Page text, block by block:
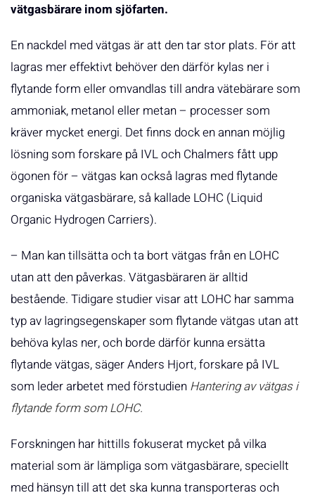
vätgasbärare inom sjöfarten.
En nackdel med vätgas är att den tar stor plats. För att
lagras mer effektivt behöver den därför kylas ner i
flytande form eller omvandlas till andra vätebärare som
ammoniak, metanol eller metan – processer som
kräver mycket energi. Det finns dock en annan möjlig
lösning som forskare på IVL och Chalmers fått upp
ögonen för – vätgas kan också lagras med flytande
organiska vätgasbärare, så kallade LOHC (Liquid
Organic Hydrogen Carriers).
– Man kan tillsätta och ta bort vätgas från en LOHC
utan att den påverkas. Vätgasbäraren är alltid
bestående. Tidigare studier visar att LOHC har samma
typ av lagringsegenskaper som flytande vätgas utan att
behöva kylas ner, och borde därför kunna ersätta
flytande vätgas, säger Anders Hjort, forskare på IVL
som leder arbetet med förstudien Hantering av vätgas i
flytande form som LOHC.
Forskningen har hittills fokuserat mycket på vilka
material som är lämpliga som vätgasbärare, speciellt
med hänsyn till att det ska kunna transporteras och